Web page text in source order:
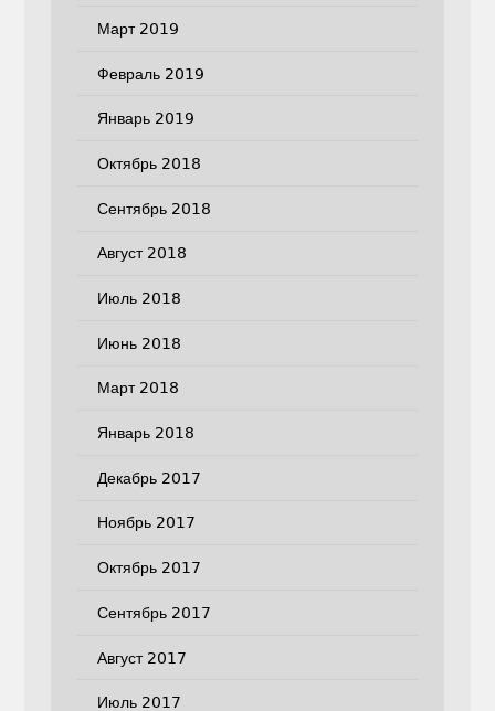
Март 2019
Февраль 2019
Январь 2019
Октябрь 2018
Сентябрь 2018
Август 2018
Июль 2018
Июнь 2018
Март 2018
Январь 2018
Декабрь 2017
Ноябрь 2017
Октябрь 2017
Сентябрь 2017
Август 2017
Июль 2017